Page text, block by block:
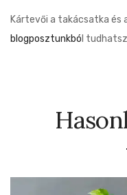
Kártevői a takácsatka és
blogposztunkbó l